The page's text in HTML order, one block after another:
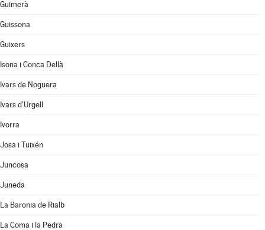
Guimerà
Guissona
Guixers
Isona i Conca Dellà
Ivars de Noguera
Ivars d'Urgell
Ivorra
Josa i Tuixén
Juncosa
Juneda
La Baronia de Rialb
La Coma i la Pedra